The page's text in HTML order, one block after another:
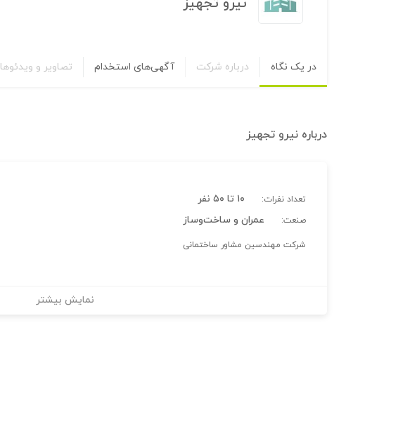
در یک نگاه درباره شرکت آگهی‌های استخدام تصاویر و ویدئوها
درباره نیرو تجهیز
تعداد نفرات: ۱۰ تا ۵۰ نفر
صنعت: عمران و ساخت‌وساز
شرکت مهندسین مشاور ساختمانی
نمایش بیشتر